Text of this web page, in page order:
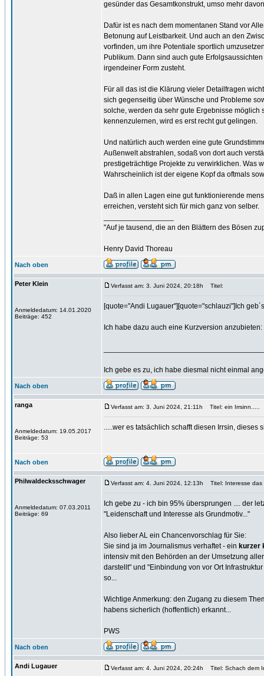
gesünder das Gesamtkonstrukt, umso mehr
Dafür ist es nach dem momentanen Stand vor
Betonung auf Leistbarkeit. Und auch an den
vorfinden, um ihre Potentiale sportlich
Publikum. Dann sind auch gute
irgendeiner Form zusteht.
Für all das ist die Klärung vieler Detailfragen
sich gegenseitig über Wünsche und Probleme
solche, werden da sehr gute Ergebnisse
kennenzulernen, wird es erst recht gut gelingen.
Und natürlich auch werden eine gute
Außenwelt abstrahlen, sodaß von dort auch
prestigeträchtige Projekte zu verwirklichen. Was
Wahrscheinlich ist der eigene Kopf da oftmals
Daß in allen Lagen eine gut funktionierende
erreichen, versteht sich für mich ganz von selber.
"Auf je tausend, die an den Blättern des Bösen
Henry David Thoreau
Nach oben
Peter Klein
Anmeldedatum: 14.01.2020
Beiträge: 452
Verfasst am: 3. Juni 2024, 20:18h Titel:
[quote="Andi Lugauer"][quote="schlauzi"]Ich
Ich habe dazu auch eine Kurzversion anzubieten:
Ich gebe es zu, ich habe diesmal nicht einmal
Nach oben
ranga
Anmeldedatum: 19.05.2017
Beiträge: 53
Verfasst am: 3. Juni 2024, 21:11h Titel: ein Irrsinn.....
.....wer es tatsächlich schafft diesen Irrsin,
Nach oben
Philwaldecksschwager
Anmeldedatum: 07.03.2011
Beiträge: 69
Verfasst am: 4. Juni 2024, 12:13h Titel: Interesse das
Ich gebe zu - ich bin 95% übersprungen .... der
"Leidenschaft und Interesse als Grundmotiv..."
Also lieber AL ein Chancenvorschlag für Sie:
Sie sind ja im Journalismus verhaftet - ein kurzer
intensiv mit den Behörden an der Umsetzung
darstellt" und "Einbindung von vor Ort
so...
Wichtige Anmerkung: den Zugang zu diesem
habens sicherlich (hoffentlich) erkannt...
PWS
Nach oben
Andi Lugauer Verfasst am: 4. Juni 2024, 20:24h Titel: Schach dem